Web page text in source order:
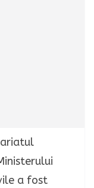
a fost